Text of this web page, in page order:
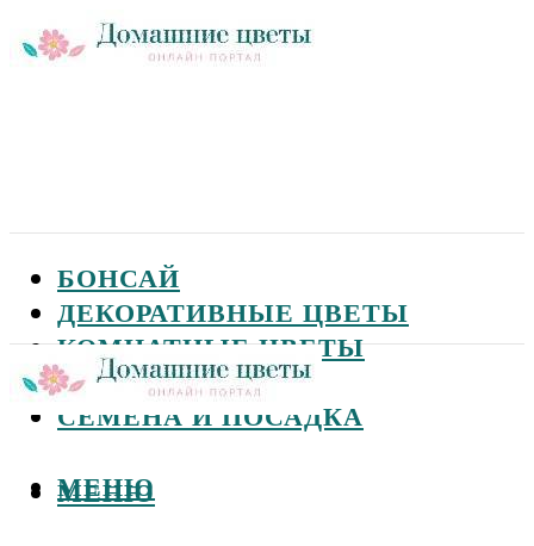
БОНСАЙ
ДЕКОРАТИВНЫЕ ЦВЕТЫ
КОМНАТНЫЕ ЦВЕТЫ
САДОВЫЕ ЦВЕТЫ
СЕМЕНА И ПОСАДКА
МЕНЮ
МЕНЮ